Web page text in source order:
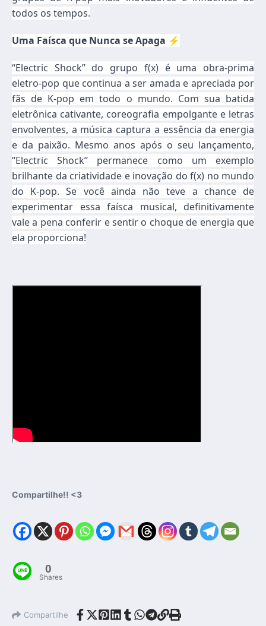
todos os tempos.
Uma Faísca que Nunca se Apaga ⚡
“Electric Shock” do grupo f(x) é uma obra-prima
eletro-pop que continua a ser amada e apreciada por
fãs de K-pop em todo o mundo. Com sua batida
eletrônica cativante, coreografia empolgante e letras
envolventes, a música captura a essência da energia
e da paixão. Mesmo anos após o seu lançamento,
“Electric Shock” permanece como um exemplo
brilhante da criatividade e inovação do f(x) no mundo
do K-pop. Se você ainda não teve a chance de
experimentar essa faísca musical, definitivamente
vale a pena conferir e sentir o choque de energia que
ela proporciona!
Compartilhe!! <3
0
Shares
Compartilhe